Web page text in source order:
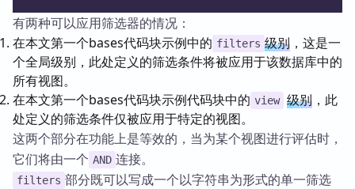
有两种可以应用筛选器的情况：
在本文第一个bases代码块示例中的 filters 级别，这是一
个全局级别，此处定义的筛选条件将被应用于该数据库中的
所有视图。
在本文第一个bases代码块示例代码块中的 view 级别，此
处定义的筛选条件仅被应用于特定的视图。
这两个部分在功能上是等效的，当为某个视图进行评估时，
它们将由一个 AND 连接。
filters 部分既可以写成一个以字符串为形式的单一筛选